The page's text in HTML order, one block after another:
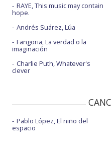
RAYE, This music may contain
hope.
Andrés Suárez, Lúa
Fangoria, La verdad o la
imaginación
Charlie Puth, Whatever's
clever
Pablo López, El niño del
espacio